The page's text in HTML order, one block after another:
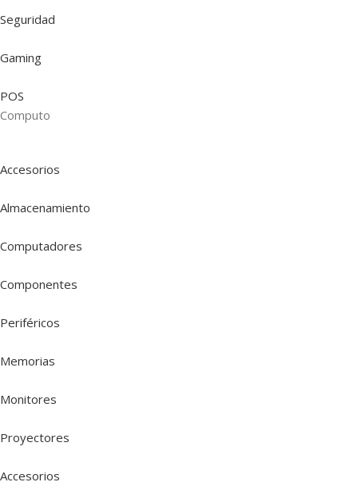
Seguridad
Gaming
POS
Computo
Accesorios
Almacenamiento
Computadores
Componentes
Periféricos
Memorias
Monitores
Proyectores
Accesorios